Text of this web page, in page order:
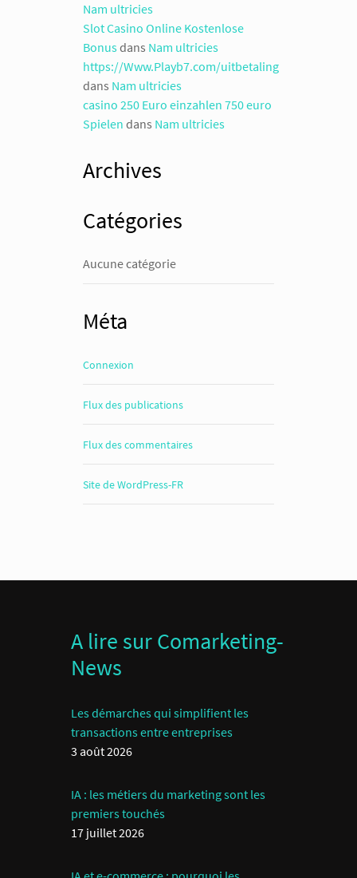
Nam ultricies
Slot Casino Online Kostenlose
Bonusdans Nam ultricies
https://Www.Playb7.com/uitbetaling
dans Nam ultricies
casino 250 Euro einzahlen 750 euro
Spielen dans Nam ultricies
Archives
Catégories
Aucune catégorie
Méta
Connexion
Flux des publications
Flux des commentaires
Site de WordPress-FR
A lire sur Comarketing-
News
Les démarches qui simplifient les
transactions entre entreprises
3 août 2026
IA : les métiers du marketing sont les
premiers touchés
17 juillet 2026